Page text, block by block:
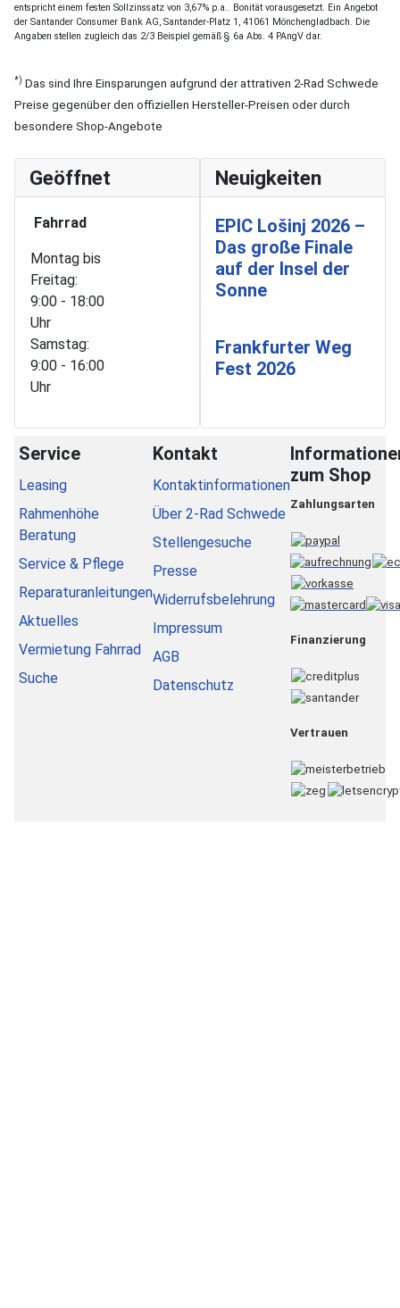
entspricht einem festen Sollzinssatz von 3,67% p.a.. Bonität vorausgesetzt. Ein Angebot
der Santander Consumer Bank AG, Santander-Platz 1, 41061 Mönchengladbach. Die
Angaben stellen zugleich das 2/3 Beispiel gemäß § 6a Abs. 4 PAngV dar.
*) Das sind Ihre Einsparungen aufgrund der attrativen 2-Rad Schwede
Preise gegenüber den offiziellen Hersteller-Preisen oder durch
besondere Shop-Angebote
Geöffnet
Fahrrad
Montag bis
Freitag:
9:00 - 18:00
Uhr
Samstag:
9:00 - 16:00
Uhr
Neuigkeiten
EPIC Lošinj 2026 –
Das große Finale
auf der Insel der
Sonne
Frankfurter Weg
Fest 2026
Service
Leasing
Rahmenhöhe
Beratung
Service & Pflege
Reparaturanleitungen
Aktuelles
Vermietung Fahrrad
Suche
Kontakt
Kontaktinformationen
Über 2-Rad Schwede
Stellengesuche
Presse
Widerrufsbelehrung
Impressum
AGB
Datenschutz
zum Shop
Zahlungsarten
Finanzierung
Vertrauen